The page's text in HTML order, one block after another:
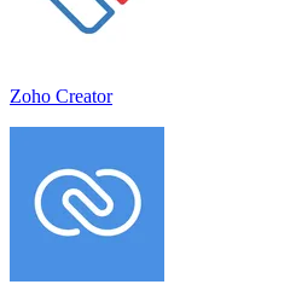
Zoho Creator